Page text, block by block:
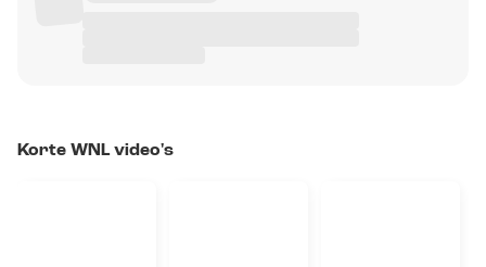
Korte WNL video's